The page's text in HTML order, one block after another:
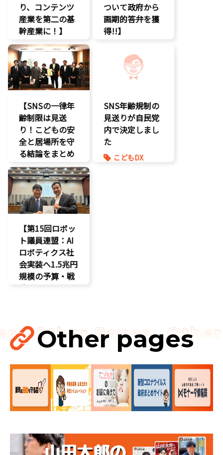
り、コンテンツ
産業を第二の基
幹産業に！】
エンタメ支援
二次創作保護
著作権
表現規制
ついて政府から
画期的答弁を獲
得!!】
エンタメ産業
促進
デジタル著作
国会質疑
海賊版
知的財産
表現規制
【SNSの一律年
齢制限は見送
り！こどもの安
全と居場所を守
る結論をまとめ
ました】
こどもDX
こどもの権利
こども政策
SNS年齢規制の
見送りが自民党
内で決定しまし
た
こどもDX
【第15回ロボッ
ト議員連盟：AI
ロボティクス社
会実装へ1.5兆円
規模の予算・戦
略提言】
経済政策
製造業Other pages